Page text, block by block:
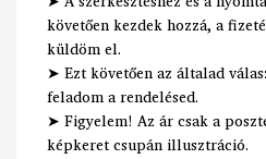
követően kezdek hozzá, a
küldöm el.
➤ Ezt követően az általad
feladom a rendelésed.
➤ Figyelem! Az ár csak a
képkeret csupán illusztráció.